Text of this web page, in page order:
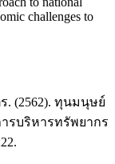
challenges to
(2562). ทุนมนุษย์
รบริหารทรัพยากร